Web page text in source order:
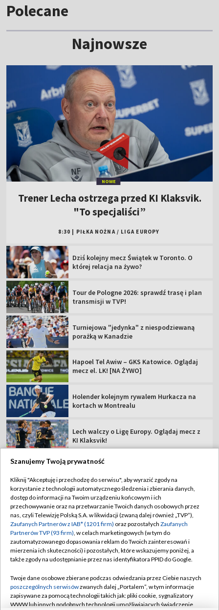
Polecane
Najnowsze
NOWE
Trener Lecha ostrzega przed KI Klaksvik.
"To specjaliści”
8:30 PIŁKA NOŻNA / LIGA EUROPY
Dziś kolejny mecz Świątek w Toronto. O
której relacja na żywo?
Tour de Pologne 2026: sprawdź trasę i plan
transmisji w TVP!
Turniejowa "jedynka" z niespodziewaną
porażką w Kanadzie
Hapoel Tel Awiw – GKS Katowice. Oglądaj
mecz el. LK! [NA ŻYWO]
Holender kolejnym rywalem Hurkacza na
kortach w Montrealu
Lech walczy o Ligę Europy. Oglądaj mecz z
KI Klaksvik!
TVP
Abonament TVP
Sklep TVP
Biuro Reklamy
Oferta Handlowa
Emisja w TVP
Rada Programowa
Regulamin TVP
Polityka prywatności
Moje zgody
Biuro reklamy
Kanały
Szanujemy Twoją prywatność
Kliknij "Akceptuję i przechodzę do serwisu", aby wyrazić zgody na
korzystanie z technologii automatycznego śledzenia i zbierania danych,
dostęp do informacji na Twoim urządzeniu końcowym i ich
przechowywanie oraz na przetwarzanie Twoich danych osobowych przez
nas, czyli Telewizję Polską S.A. w likwidacji (zwaną dalej również „TVP”),
Zaufanych Partnerów z IAB* (1201 firm) oraz pozostałych Zaufanych
Partnerów TVP (93 firm), w celach marketingowych (w tym do
zautomatyzowanego dopasowania reklam do Twoich zainteresowań i
mierzenia ich skuteczności) i pozostałych, które wskazujemy poniżej, a
także zgody na udostępnianie przez nas identyfikatora PPID do Google.
Twoje dane osobowe zbierane podczas odwiedzania przez Ciebie naszych
poszczególnych serwisówzwanych dalej „Portalem”, w tym informacje
zapisywane za pomocą technologii takich jak: pliki cookie, sygnalizatory
WWW lub innych podobnych technologii umożliwiających świadczenie